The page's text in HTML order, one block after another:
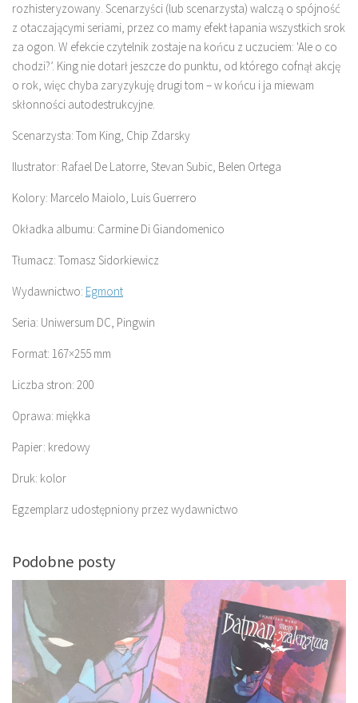
rozhisteryzowany. Scenarzyści (lub scenarzysta) walczą o spójność
z otaczającymi seriami, przez co mamy efekt łapania wszystkich srok
za ogon. W efekcie czytelnik zostaje na końcu z uczuciem: 'Ale o co
chodzi?’. King nie dotarł jeszcze do punktu, od którego cofnął akcję
o rok, więc chyba zaryzykuję drugi tom – w końcu i ja miewam
skłonności autodestrukcyjne.
Scenarzysta: Tom King, Chip Zdarsky
Ilustrator: Rafael De Latorre, Stevan Subic, Belen Ortega
Kolory: Marcelo Maiolo, Luis Guerrero
Okładka albumu: Carmine Di Giandomenico
Tłumacz: Tomasz Sidorkiewicz
Wydawnictwo: Egmont
Seria: Uniwersum DC, Pingwin
Format: 167×255 mm
Liczba stron: 200
Oprawa: miękka
Papier: kredowy
Druk: kolor
Egzemplarz udostępniony przez wydawnictwo
Podobne posty